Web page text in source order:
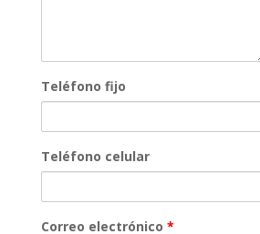
Teléfono fijo
Teléfono celular
Correo electrónico *